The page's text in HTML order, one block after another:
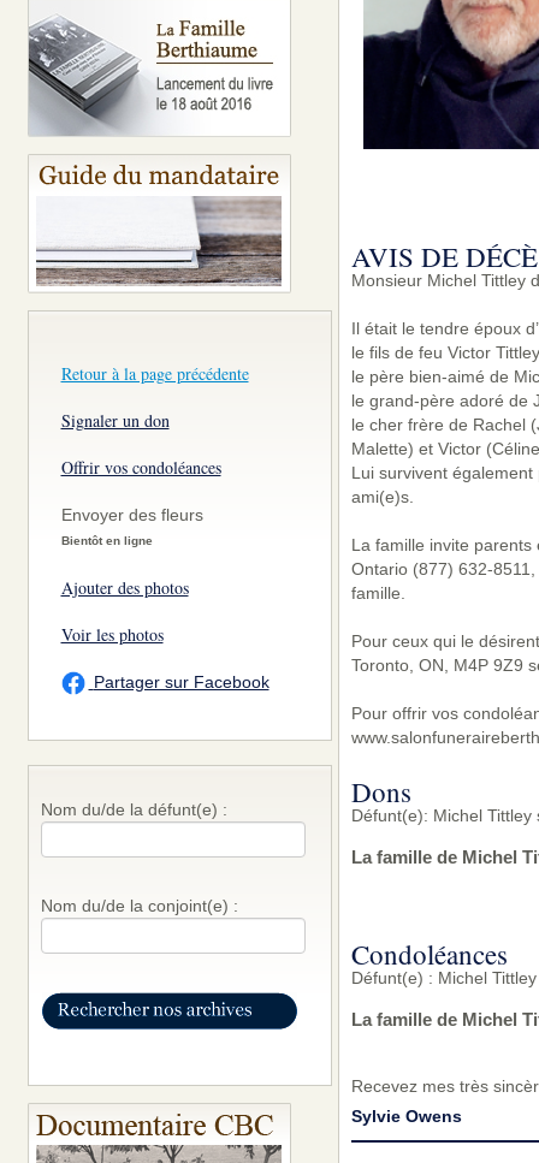
Retour à la page précédente
Signaler un don
Offrir vos condoléances
Envoyer des fleurs
Bientôt en ligne
Ajouter des photos
Voir les photos
Partager sur Facebook
Nom du/de la défunt(e) :
Nom du/de la conjoint(e) :
AVIS DE
Monsieur Michel Tittley
Il était le tendre époux
le fils de feu Victor
le père bien-aimé de
le grand-père adoré de
le cher frère de Rachel
Malette) et Victor
Lui survivent
ami(e)s.
La famille invite
Ontario (877) 632-
famille.
Pour ceux qui le
Toronto, ON, M4P 9Z9
Pour offrir vos
Dons
Défunt(e): Michel
La famille de Michel
Condoléances
Défunt(e) : Michel
La famille de Michel
Recevez mes très
Sylvie Owens